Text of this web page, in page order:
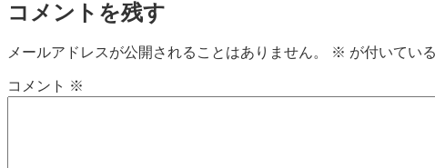
コメントを残す
メールアドレスが公開されることはありません。 ※ が付いてい
コメント ※